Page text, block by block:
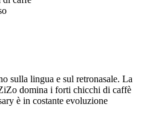
sulla lingua e sul retronasale. La
domina i forti chicchi di caffè
è in costante evoluzione